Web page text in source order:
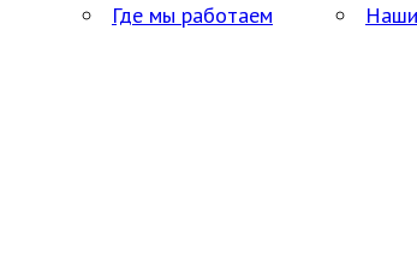
Где мы работаем